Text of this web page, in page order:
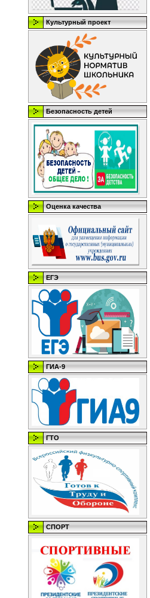
Культурный проект
Безопасность детей
Оценка качества
ЕГЭ
ГИА-9
ГТО
СПОРТ